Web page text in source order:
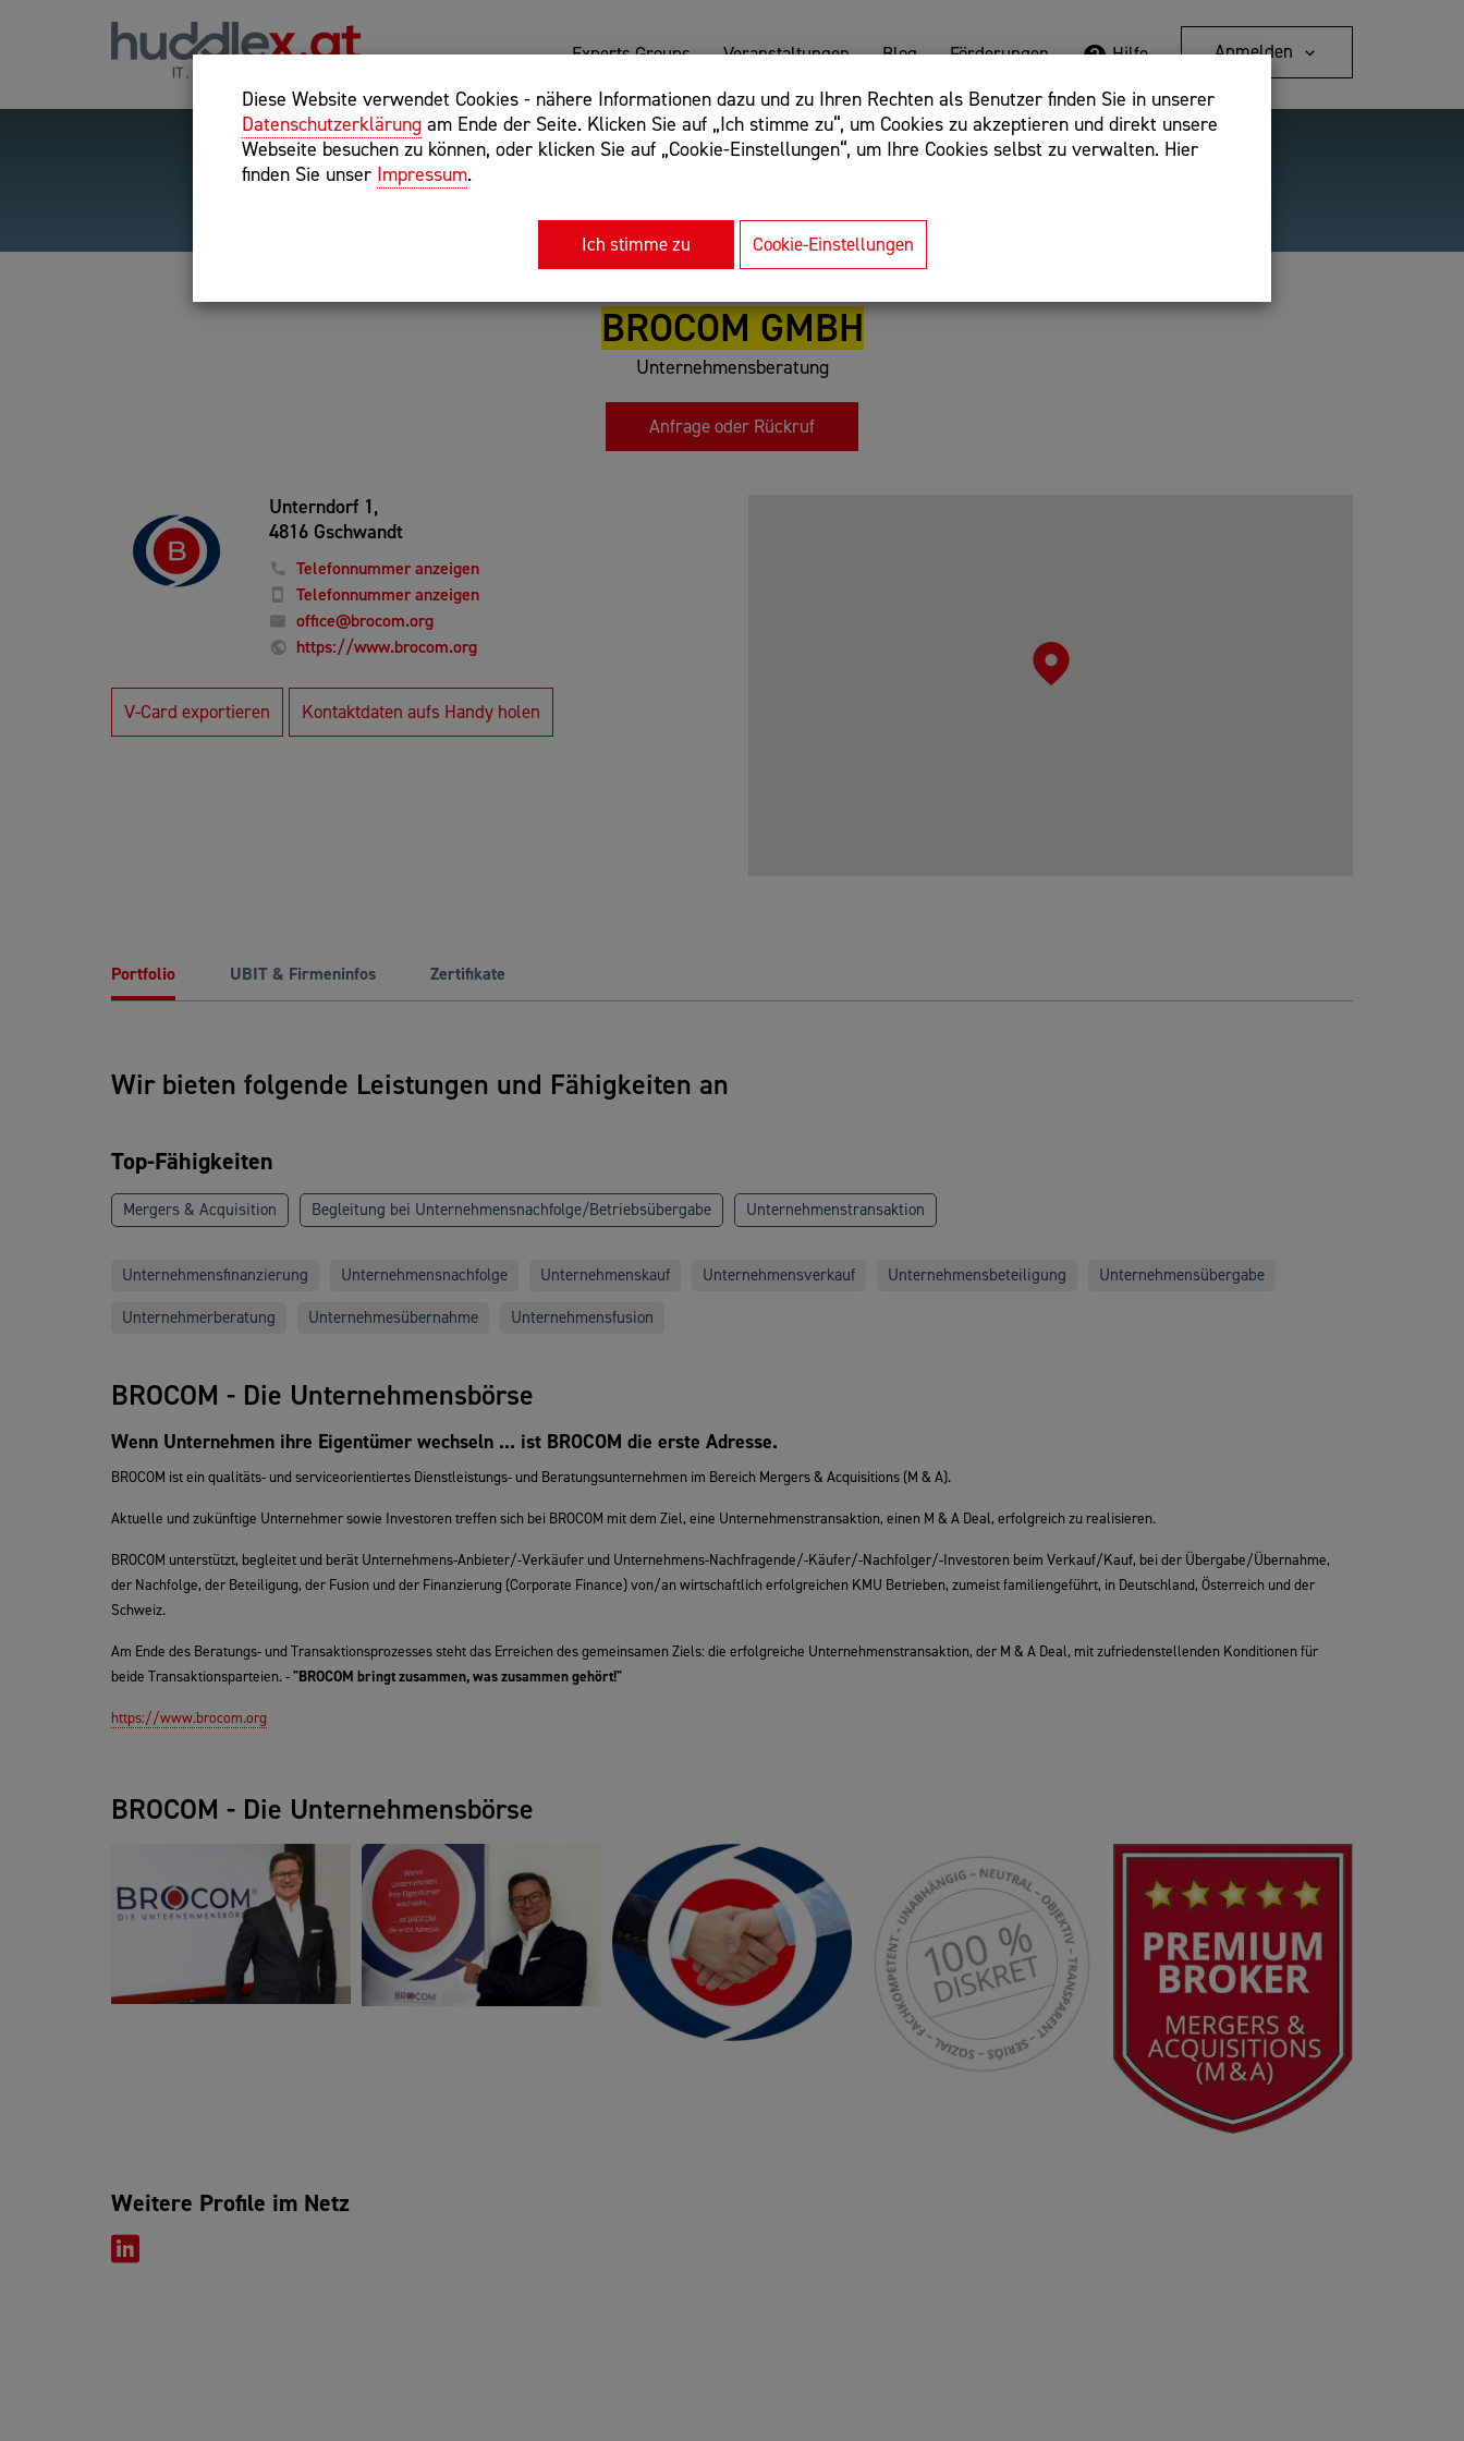
Diese Website verwendet Cookies - nähere Informationen dazu und zu Ihren Rechten als Benutzer finden Sie in unserer
Datenschutzerklärung am Ende der Seite. Klicken Sie auf „Ich stimme zu“, um Cookies zu akzeptieren und direkt unsere
Webseite besuchen zu können, oder klicken Sie auf „Cookie-Einstellungen“, um Ihre Cookies selbst zu verwalten. Hier
finden Sie unser Impressum.
Ich stimme zu Cookie-Einstellungen
Experts Groups Veranstaltungen Blog Förderungen Hilfe Anmelden
Hilfreiche Suchparameter: Begriff einschließen: +webshop, Begriff ausschließen: -webshop,
Exakter Suchbegriff: "internet of things"
Detailsuche
BROCOM GMBH
Unternehmensberatung
Anfrage oder Rückruf
Unterndorf 1,
4816 Gschwandt
Telefonnummer anzeigen
Telefonnummer anzeigen
office@brocom.org
https://www.brocom.org
V-Card exportieren Kontaktdaten aufs Handy holen
Portfolio UBIT & Firmeninfos Zertifikate
Wir bieten folgende Leistungen und Fähigkeiten an
Top-Fähigkeiten
Mergers & Acquisition Begleitung bei Unternehmensnachfolge/Betriebsübergabe Unternehmenstransaktion
Unternehmensfinanzierung Unternehmensnachfolge Unternehmenskauf Unternehmensverkauf Unternehmensbeteiligung
Unternehmensübergabe
Unternehmerberatung
Unternehmesübernahme Unternehmensfusion
BROCOM - Die Unternehmensbörse
Wenn Unternehmen ihre Eigentümer wechseln ... ist BROCOM die erste Adresse.
BROCOM ist ein qualitäts- und serviceorientiertes Dienstleistungs- und Beratungsunternehmen im Bereich Mergers & Acquisitions (M & A).
Aktuelle und zukünftige Unternehmer sowie Investoren treffen sich bei BROCOM mit dem Ziel, eine Unternehmenstransaktion, einen M & A Deal, erfolgreich zu realisieren.
BROCOM unterstützt, begleitet und berät Unternehmens-Anbieter/-Verkäufer und Unternehmens-Nachfragende/-Käufer/-Nachfolger/-Investoren beim Verkauf/Kauf, bei der Übergabe/Übernahme,
der Nachfolge, der Beteiligung, der Fusion und der Finanzierung (Corporate Finance) von/an wirtschaftlich erfolgreichen KMU Betrieben, zumeist familiengeführt, in Deutschland, Österreich und der
Schweiz.
Am Ende des Beratungs- und Transaktionsprozesses steht das Erreichen des gemeinsamen Ziels: die erfolgreiche Unternehmenstransaktion, der M & A Deal, mit zufriedenstellenden Konditionen für
beide Transaktionsparteien. -"BROCOM bringt zusammen, was zusammen gehört!"
https://www.brocom.org
BROCOM - Die Unternehmensbörse
Weitere Profile im Netz